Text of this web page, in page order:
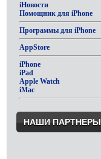
iНовости
Помощник для iPhone
Программы для iPhone
AppStore
iPhone
iPad
Apple Watch
iMac
НАШИ ПАРТНЕРЫ